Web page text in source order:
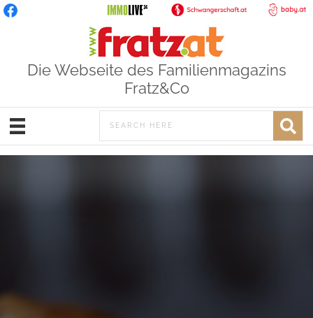
Die Webseite des Familienmagazins
Fratz&Co